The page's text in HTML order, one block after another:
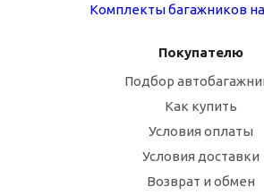
Комплекты багажников
Покупателю
Подбор
Как купить
Условия оплаты
Условия доставки
Возврат и обмен